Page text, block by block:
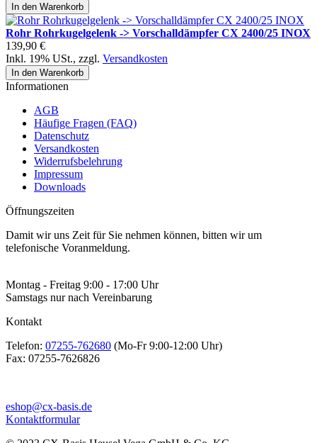
In den Warenkorb
Rohr Rohrkugelgelenk -> Vorschalldämpfer CX 2400/25 INOX
139,90 €
Inkl. 19% USt., zzgl. Versandkosten
In den Warenkorb
Informationen
AGB
Häufige Fragen (FAQ)
Datenschutz
Versandkosten
Widerrufsbelehrung
Impressum
Downloads
Öffnungszeiten
Damit wir uns Zeit für Sie nehmen können, bitten wir um
telefonische Voranmeldung.
Montag - Freitag 9:00 - 17:00 Uhr
Samstags nur nach Vereinbarung
Kontakt
Telefon: 07255-762680 (Mo-Fr 9:00-12:00 Uhr)
Fax: 07255-7626826
eshop@cx-basis.de
Kontaktformular